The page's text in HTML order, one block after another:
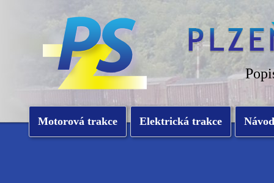
Motorová trakce Elektrická trakce